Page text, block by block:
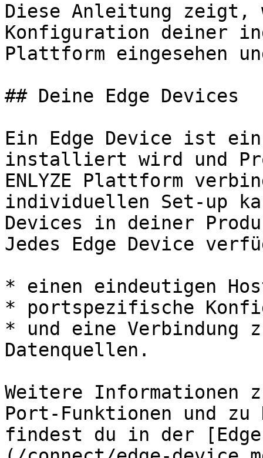
Diese Anleitung zeigt,
Konfiguration deiner
Plattform eingesehen
## Deine Edge Devices
Ein Edge Device ist
installiert wird und
ENLYZE Plattform
individuellen Set-up
Devices in deiner
Jedes Edge Device
* einen eindeutigen
* portspezifische
* und eine Verbindung
Datenquellen.
Weitere Informationen
Port-Funktionen und
findest du in der [Edge